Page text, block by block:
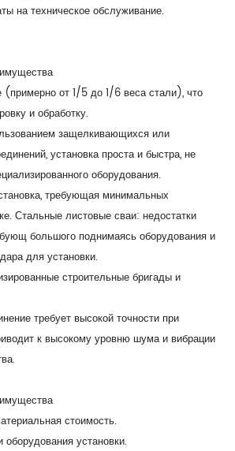
на техническое обслуживание.
(примерно от 1/5 до 1/6 веса стали), что
и обработку.
защелкивающихся или
установка проста и быстра, не
оборудования.
требующая минимальных
Стальные листовые сваи: недостатки
большого поднимаясь оборудования и
для установки.
строительные бригады и
требует высокой точности при
к высокому уровню шума и вибрации
стоимость.
установки.